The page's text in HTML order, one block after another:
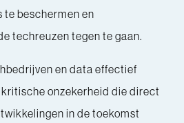
te beschermen en
techreuzen tegen te gaan.
en data effectief
onzekerheid die direct
in de toekomst